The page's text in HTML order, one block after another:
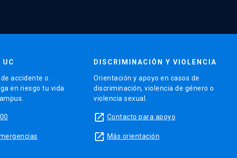
UC
accidente o
en riesgo tu vida
DISCRIMINACIÓN Y VIOLENCIA
Orientación y apoyo en casos de
discriminación, violencia de género o
violencia sexual.
launch Contacto para apoyo
launch Más orientación